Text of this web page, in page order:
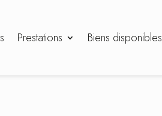
Prestations Biens disponibles